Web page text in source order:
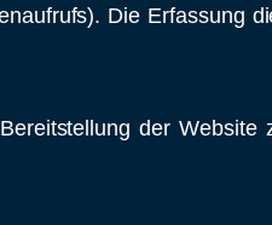
Die Erfassung
der